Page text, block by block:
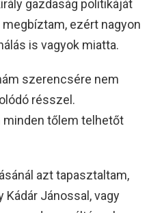
gazdaság politikáját
ezért nagyon
is vagyok miatta.
szerencsére nem
résszel.
tőlem telhetőt
azt tapasztaltam,
Kádár Jánossal, vagy